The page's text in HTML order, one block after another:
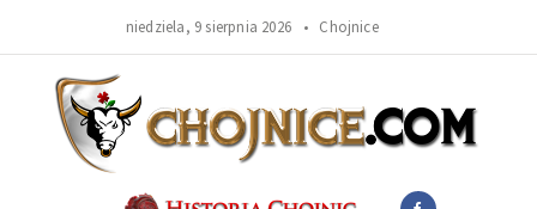
niedziela, 9 sierpnia 2026 • Chojnice